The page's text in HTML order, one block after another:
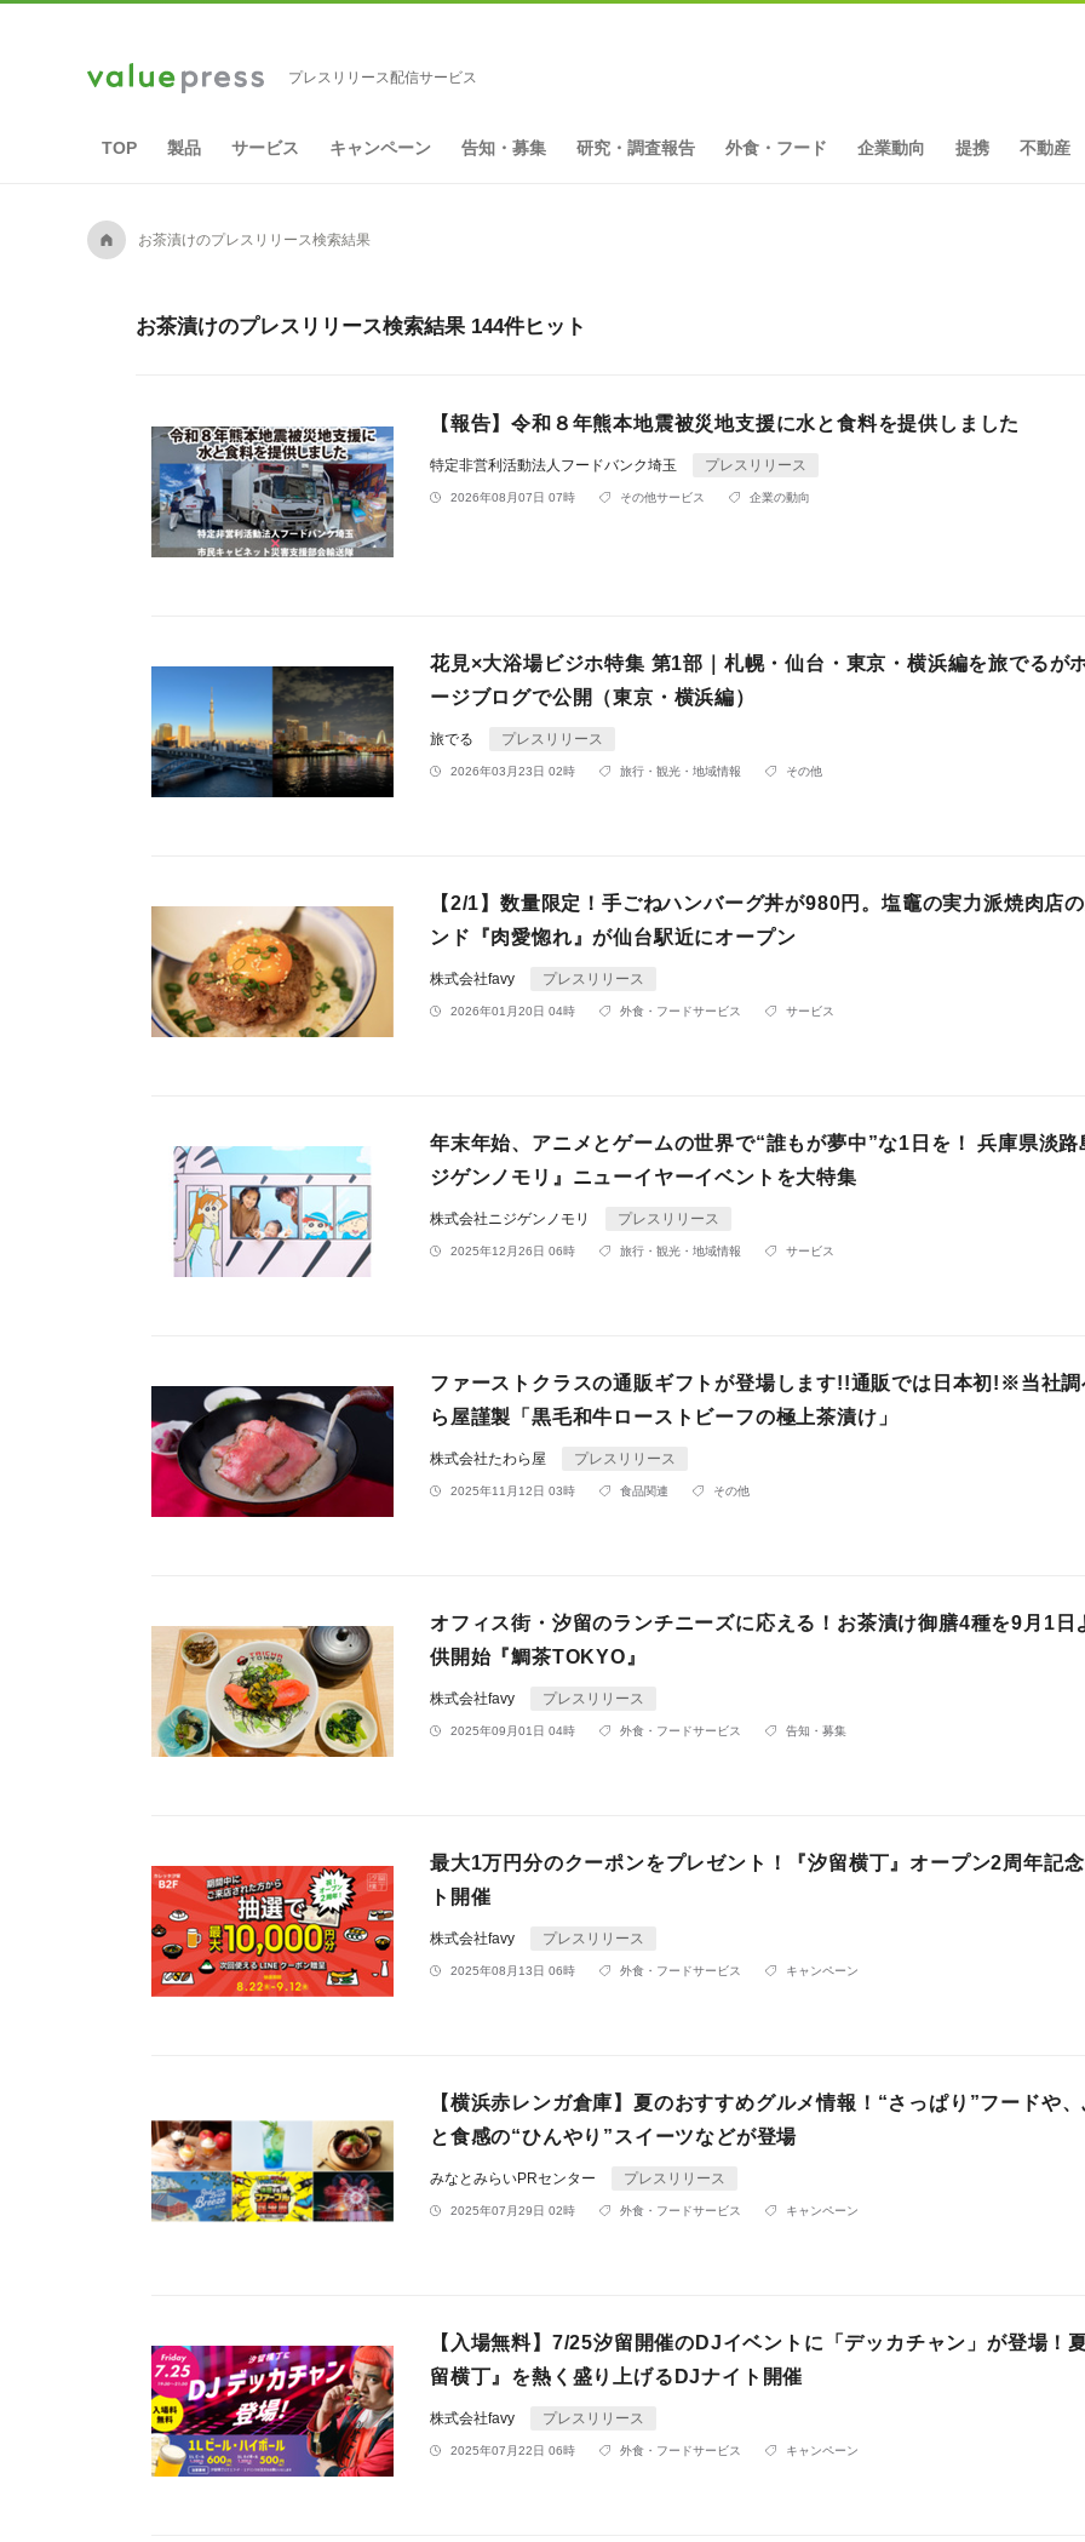
プレスリリース配信サービス
TOP 製品 サービス キャンペーン 告知・募集 研究・調査報告 外食・フード 企業動向 提携 不動産
A お茶漬けのプレスリリース検索結果
お茶漬けのプレスリリース検索結果 144件ヒット
【報告】令和８年熊本地震被災地支援に水と食料を提供しました
特定非営利活動法人フードバンク埼玉 プレスリリース
2026年08月07日 07時 その他サービス 企業の動向
花見×大浴場ビジホ特集 第1部｜札幌・仙台・東京・横浜編を旅でるが
ージブログで公開（東京・横浜編）
旅でる プレスリリース
2026年03月23日 02時 旅行・観光・地域情報 その他
【2/1】数量限定！手ごねハンバーグ丼が980円。塩竈の実力派焼肉店
ンド『肉愛惚れ』が仙台駅近にオープン
株式会社favy プレスリリース
2026年01月20日 04時 外食・フードサービス サービス
年末年始、アニメとゲームの世界で“誰もが夢中”な1日を！ 兵庫県淡路
ジゲンノモリ』ニューイヤーイベントを大特集
株式会社ニジゲンノモリ プレスリリース
2025年12月26日 06時 旅行・観光・地域情報 サービス
ファーストクラスの通販ギフトが登場します!!通販では日本初!※当社調
ら屋謹製「黒毛和牛ローストビーフの極上茶漬け」
株式会社たわら屋 プレスリリース
2025年11月12日 03時 食品関連 その他
オフィス街・汐留のランチニーズに応える！お茶漬け御膳4種を9月1日
供開始『鯛茶TOKYO』
株式会社favy プレスリリース
2025年09月01日 04時 外食・フードサービス 告知・募集
最大1万円分のクーポンをプレゼント！『汐留横丁』オープン2周年記
ト開催
株式会社favy プレスリリース
2025年08月13日 06時 外食・フードサービス キャンペーン
【横浜赤レンガ倉庫】夏のおすすめグルメ情報！“さっぱり”フードや
と食感の“ひんやり”スイーツなどが登場
みなとみらいPRセンター プレスリリース
2025年07月29日 02時 外食・フードサービス キャンペーン
【入場無料】7/25汐留開催のDJイベントに「デッカチャン」が登場！
留横丁』を熱く盛り上げるDJナイト開催
株式会社favy プレスリリース
2025年07月22日 06時 外食・フードサービス キャンペーン